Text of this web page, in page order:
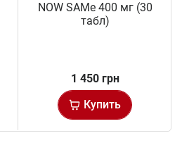
NOW SAMe 400 мг (30
табл)
1 450 грн
Купить